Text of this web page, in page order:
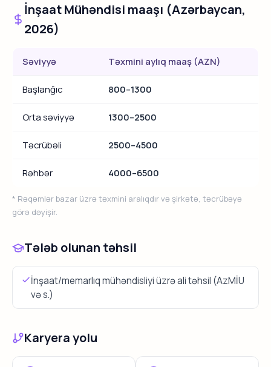
İnşaat Mühəndisi maaşı (Azərbaycan,
2026)
Səviyyə Təxmini aylıq maaş (AZN)
Başlanğıc 800–1300
Orta səviyyə 1300–2500
Təcrübəli 2500–4500
Rəhbər 4000–6500
* Rəqəmlər bazar üzrə təxmini aralıqdır və şirkətə, təcrübəyə
görə dəyişir.
Tələb olunan təhsil
İnşaat/memarlıq mühəndisliyi üzrə ali təhsil (AzMİU
və s.)
Karyera yolu